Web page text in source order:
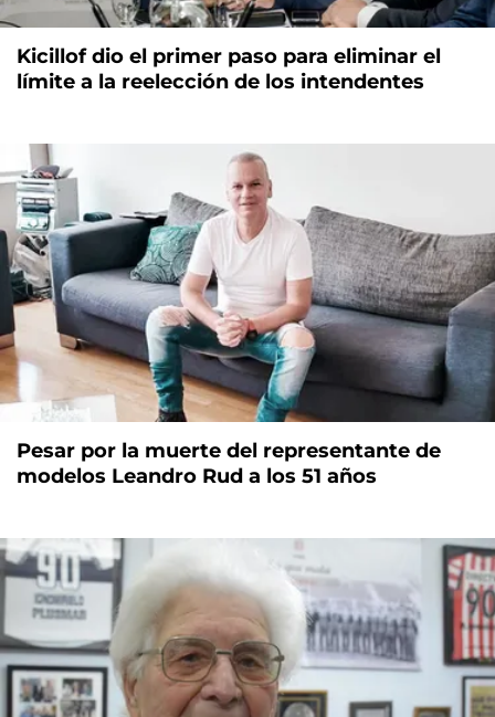
Kicillof dio el primer paso para eliminar el
límite a la reelección de los intendentes
Pesar por la muerte del representante de
modelos Leandro Rud a los 51 años